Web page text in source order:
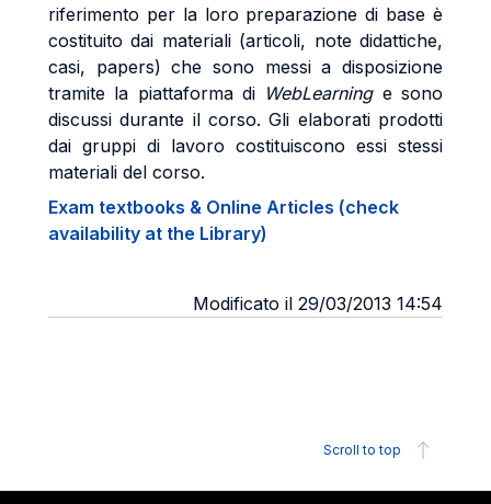
riferimento per la loro preparazione di base è
costituito dai materiali (articoli, note didattiche,
casi, papers) che sono messi a disposizione
tramite la piattaforma di WebLearninge sono
discussi durante il corso. Gli elaborati prodotti
dai gruppi di lavoro costituiscono essi stessi
materiali del corso.
Exam textbooks & Online Articles (check
availability at the Library)
Modificato il 29/03/2013 14:54
Scroll to top